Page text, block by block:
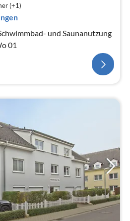
(+1)
und Saunanutzung
01